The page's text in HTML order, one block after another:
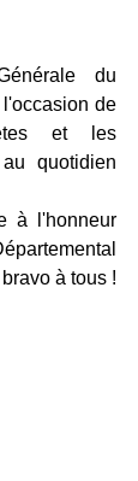
du
de
et les
quotidien
à l'honneur
à tous !